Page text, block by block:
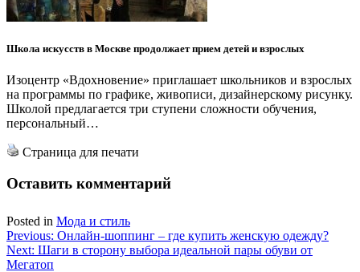
Школа искусств в Москве продолжает прием детей и взрослых
Изоцентр «Вдохновение» приглашает школьников и взрослых
на программы по графике, живописи, дизайнерскому рисунку.
Школой предлагается три ступени сложности обучения,
персональный…
Страница для печати
Оставить комментарий
Posted in Мода и стиль
Навигация
по
Previous: Онлайн-шоппинг – где купить женскую одежду?
Next: Шаги в сторону выбора идеальной пары обуви от
Мегатоп